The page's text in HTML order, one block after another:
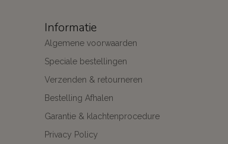
Informatie
Algemene voorwaarden
Speciale bestellingen
Verzenden & retourneren
Bestelling Afhalen
Garantie & klachtenprocedure
Privacy Policy